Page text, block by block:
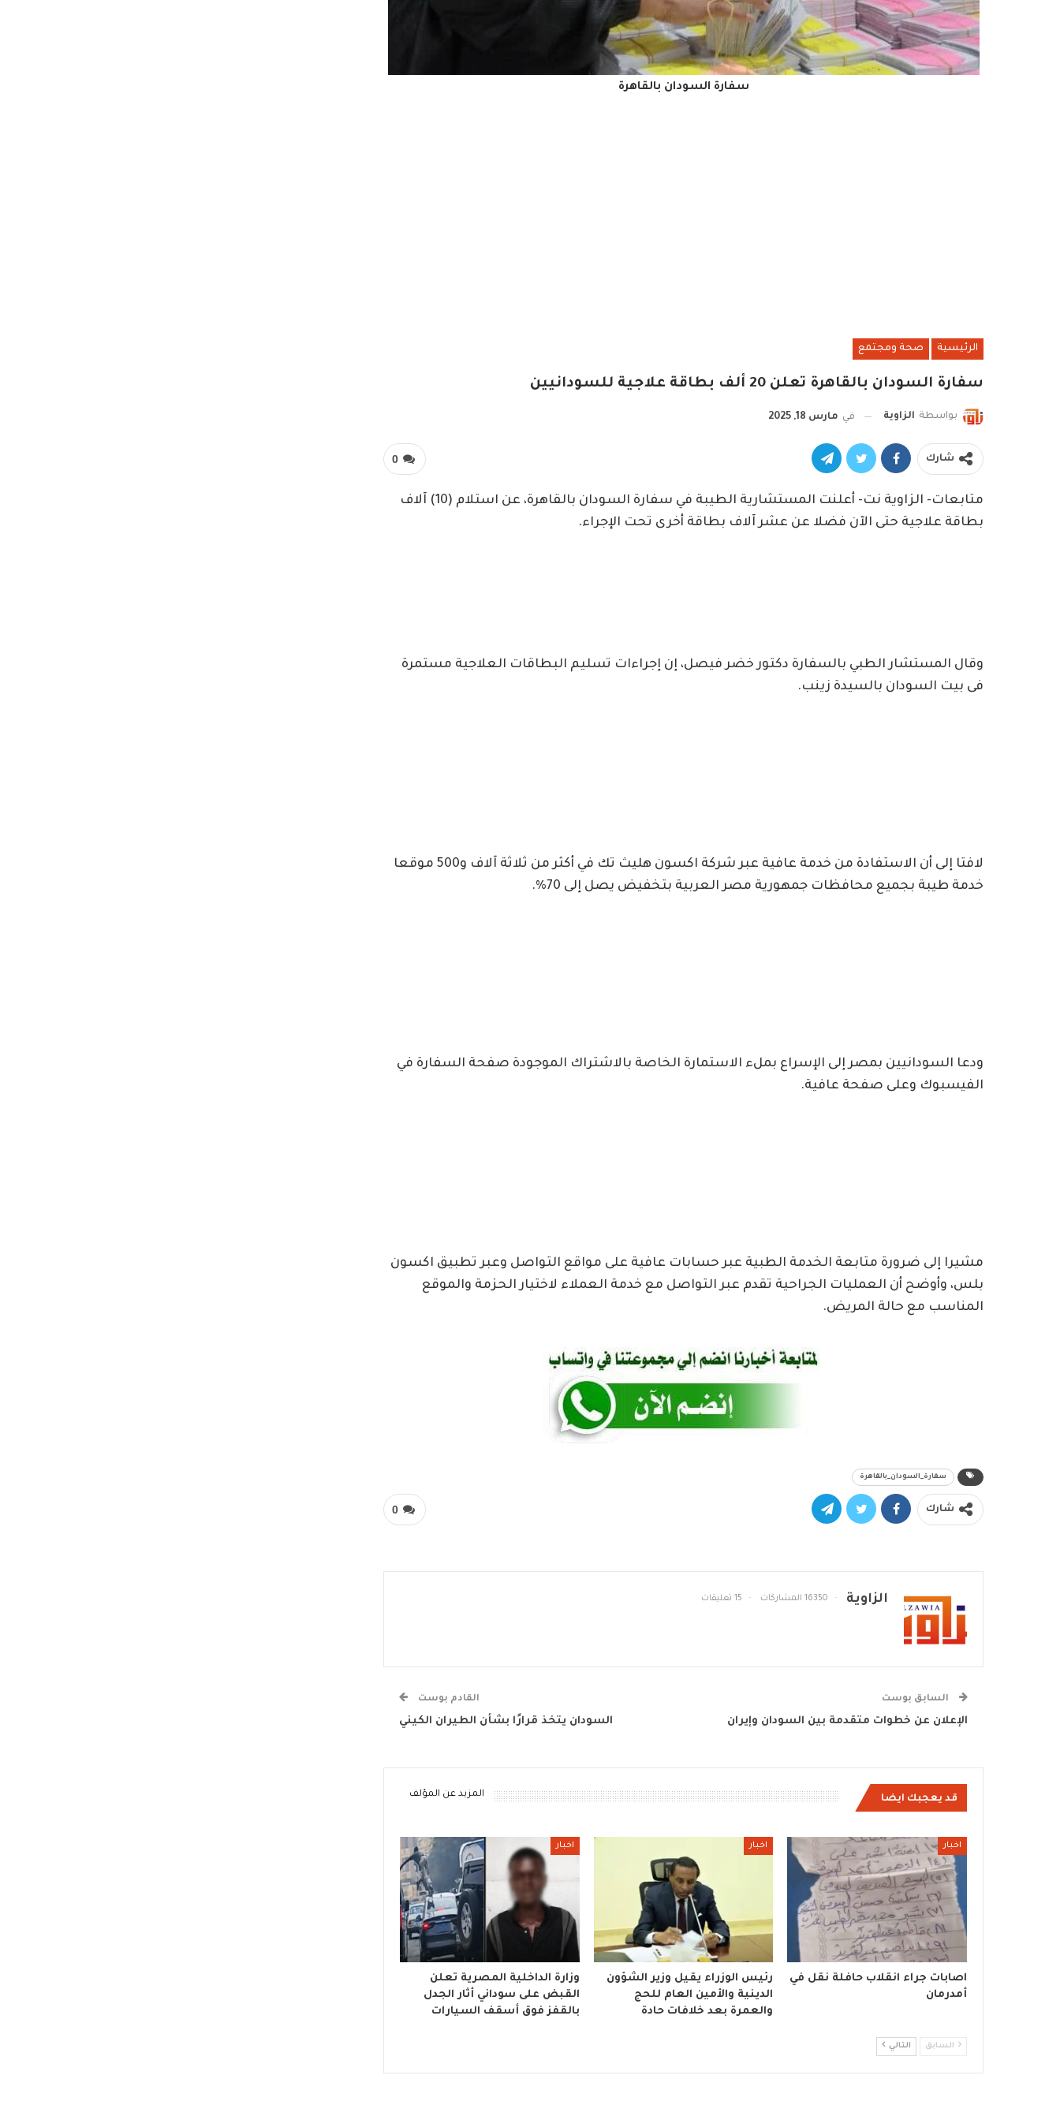
سفارة السودان بالقاهرة
الرئيسية صحة ومجتمع
سفارة السودان بالقاهرة تعلن 20 ألف بطاقة علاجية للسودانيين
بواسطة الزاوية في مارس 18, 2025
0 شارك
متابعات- الزاوية نت- أعلنت المستشارية الطيبة في سفارة السودان بالقاهرة، عن استلام (10) آلاف
بطاقة علاجية حتى الآن فضلا عن عشر آلاف بطاقة أخرى تحت الإجراء.
وقال المستشار الطبي بالسفارة دكتور خضر فيصل، إن إجراءات تسليم البطاقات العلاجية مستمرة
فى بيت السودان بالسيدة زينب.
لافتا إلى أن الاستفادة من خدمة عافية عبر شركة اكسون هليث تك في أكثر من ثلاثة آلاف و500 موقعا
خدمة طيبة بجميع محافظات جمهورية مصر العربية بتخفيض يصل إلى 70%.
ودعا السودانيين بمصر إلى الإسراع بملء الاستمارة الخاصة بالاشتراك الموجودة صفحة السفارة في
الفيسبوك وعلى صفحة عافية.
مشيرا إلى ضرورة متابعة الخدمة الطبية عبر حسابات عافية على مواقع التواصل وعبر تطبيق اكسون
بلس، وأوضح أن العمليات الجراحية تقدم عبر التواصل مع خدمة العملاء لاختيار الحزمة والموقع
المناسب مع حالة المريض.
سفارة_السودان_بالقاهرة
0 شارك
الزاوية 16350 المشاركات 15 تعليقات
السابق بوست
الإعلان عن خطوات متقدمة بين السودان وإيران
القادم بوست
السودان يتخذ قرارًا بشأن الطيران الكيني
قد يعجبك ايضا المزيد عن المؤلف
اخبار
اصابات جراء انقلاب حافلة نقل في
أمدرمان
اخبار
رئيس الوزراء يقيل وزير الشؤون
الدينية والأمين العام للحج
والعمرة بعد خلافات حادة
اخبار
وزارة الداخلية المصرية تعلن
القبض على سوداني أثار الجدل
بالقفز فوق أسقف السيارات
السابق التالي